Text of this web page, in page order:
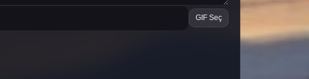
GIF Seç